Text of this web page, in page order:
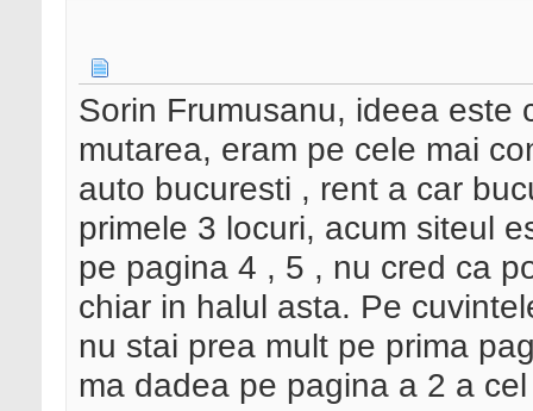
Sorin Frumusanu, ideea este
mutarea, eram pe cele mai
auto bucuresti , rent a car
primele 3 locuri, acum siteul
pe pagina 4 , 5 , nu cred ca
chiar in halul asta. Pe
nu stai prea mult pe prima
ma dadea pe pagina a 2 a